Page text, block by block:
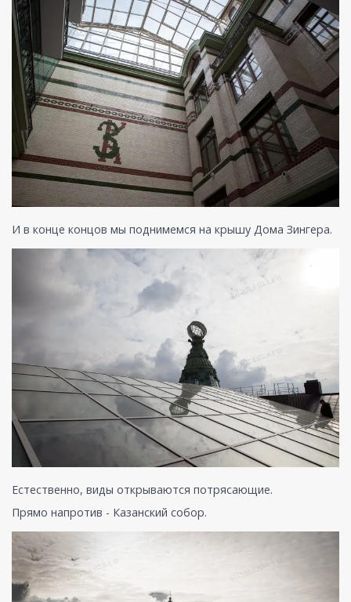
И в конце концов мы поднимемся на крышу Дома Зингера.
Естественно, виды открываются потрясающие.
Прямо напротив - Казанский собор.